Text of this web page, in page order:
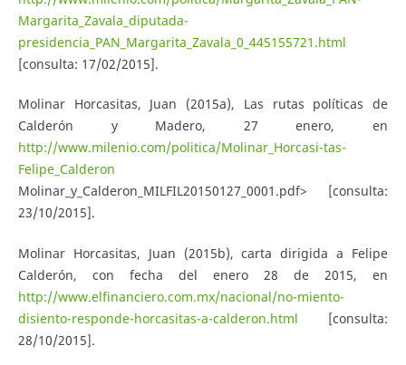
Margarita_Zavala_diputada-
presidencia_PAN_Margarita_Zavala_0_445155721.html
[consulta: 17/02/2015].
Molinar Horcasitas, Juan (2015a), Las rutas políticas de
Calderón y Madero, 27 enero, en
http://www.milenio.com/politica/Molinar_Horcasi-tas-
Felipe_Calderon
Molinar_y_Calderon_MILFIL20150127_0001.pdf> [consulta:
23/10/2015].
Molinar Horcasitas, Juan (2015b), carta dirigida a Felipe
Calderón, con fecha del enero 28 de 2015, en
http://www.elfinanciero.com.mx/nacional/no-miento-
disiento-responde-horcasitas-a-calderon.html [consulta:
28/10/2015].